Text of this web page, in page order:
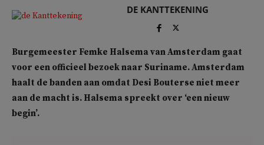
DE KANTTEKENING
Burgemeester Femke Halsema van Amsterdam gaat
voor een officieel bezoek naar Suriname. Amsterdam
haalt de banden aan omdat Desi Bouterse niet meer
aan de macht is. Halsema spreekt over ‘een nieuw
begin’.